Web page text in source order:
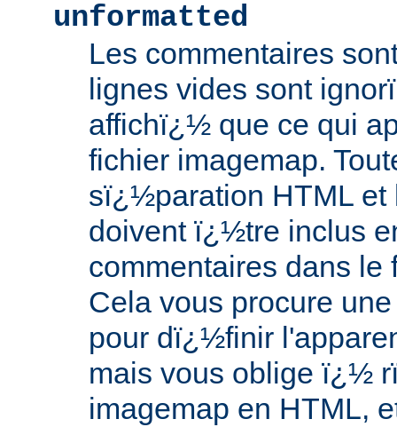
unformatted
Les commentaires
lignes vides sont
affichï¿½ que ce qui
fichier imagemap.
sï¿½paration HTML
doivent ï¿½tre inclus
commentaires dans le
Cela vous procure
pour dï¿½finir
mais vous oblige ï¿½
imagemap en HTML,